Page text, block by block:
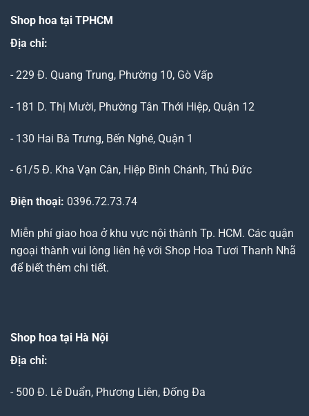
Shop hoa tại TPHCM
Địa chỉ:
- 229 Đ. Quang Trung, Phường 10, Gò Vấp
- 181 D. Thị Mười, Phường Tân Thới Hiệp, Quận 12
- 130 Hai Bà Trưng, Bến Nghé, Quận 1
- 61/5 Đ. Kha Vạn Cân, Hiệp Bình Chánh, Thủ Đức
Điện thoại: 0396.72.73.74
Miễn phí giao hoa ở khu vực nội thành Tp. HCM. Các quận
ngoại thành vui lòng liên hệ với Shop Hoa Tươi Thanh Nhã
để biết thêm chi tiết.
Shop hoa tại Hà Nội
Địa chỉ:
- 500 Đ. Lê Duẩn, Phương Liên, Đống Đa